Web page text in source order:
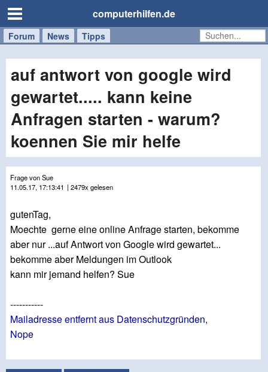
computerhilfen.de
Forum News Tipps
Handy
Tablet
Windows
Mac
auf antwort von google wird
gewartet..... kann keine
Anfragen starten - warum?
koennen Sie mir helfe
Frage von Sue
11.05.17, 17:13:41 | 2479x gelesen
gutenTag,
Moechte gerne eine online Anfrage starten, bekomme
aber nur ...auf Antwort von Google wird gewartet...
bekomme aber Meldungen im Outlook
kann mir jemand helfen? Sue
-----------
Mailadresse entfernt aus Datenschutzgründen,
Nope